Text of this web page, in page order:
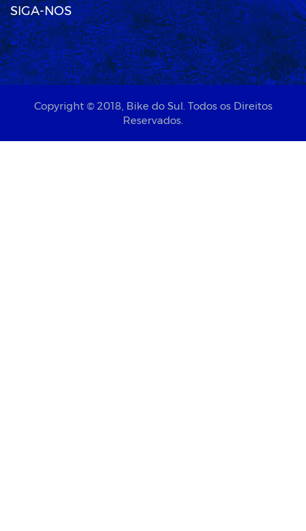
SIGA-NOS
Copyright © 2018, Bike do Sul . Todos os Direitos
Reservados.